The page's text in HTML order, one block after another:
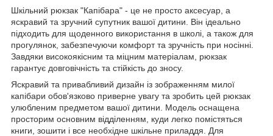
Шкільний рюкзак "Капібара" - це не просто аксесуар, а
яскравий та зручний супутник вашої дитини. Він ідеально
підходить для щоденного використання в школі, а також для
прогулянок, забезпечуючи комфорт та зручність при носінні.
Завдяки високоякісним та міцним матеріалам, рюкзак
гарантує довговічність та стійкість до зносу.
Яскравий та привабливий дизайн із зображенням милої
капібари обов'язково приверне увагу та зробить цей рюкзак
улюбленим предметом вашої дитини. Модель оснащена
просторим основним відділенням, куди легко помістяться
книги, зошити і все необхідне шкільне приладдя. Для